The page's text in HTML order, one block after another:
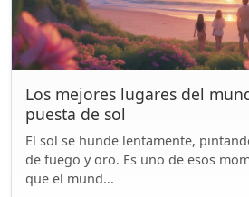
Los mejores lugares del
puesta de sol
El sol se hunde lentamente,
de fuego y oro. Es uno de esos
que el mund...